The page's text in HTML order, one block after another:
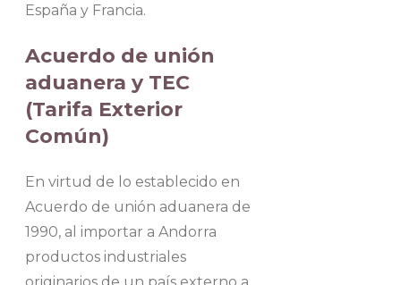
España y Francia.
Acuerdo de unión
aduanera y TEC
(Tarifa Exterior
Común)
En virtud de lo establecido en
Acuerdo de unión aduanera de
1990, al importar a Andorra
productos industriales